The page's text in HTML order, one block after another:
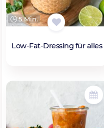
5 Min.
Low-Fat-Dressing für alles